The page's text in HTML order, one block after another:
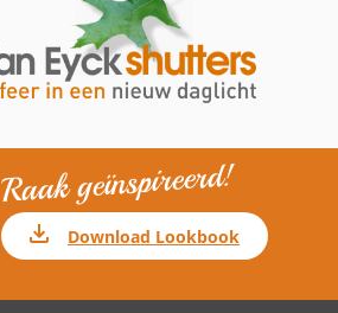
Raak geïnspireerd!
Download Lookbook